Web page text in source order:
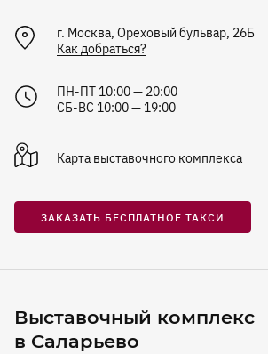
г. Москва, Ореховый бульвар, 26Б
Как добраться?
ПН-ПТ 10:00 — 20:00
СБ-ВС 10:00 — 19:00
Карта выставочного комплекса
ЗАКАЗАТЬ БЕСПЛАТНОЕ ТАКСИ
Выставочный комплекс
в Саларьево